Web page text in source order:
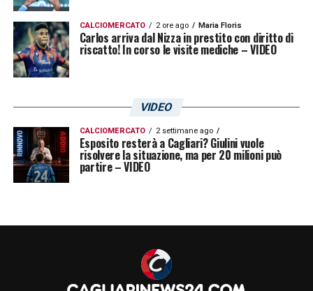
CALCIOMERCATO 2 ore ago Maria Floris
Carlos arriva dal Nizza in prestito con diritto di
riscatto! In corso le visite mediche – VIDEO
VIDEO
CALCIOMERCATO 2 settimane ago
Esposito resterà a Cagliari? Giulini vuole
risolvere la situazione, ma per 20 milioni può
partire – VIDEO